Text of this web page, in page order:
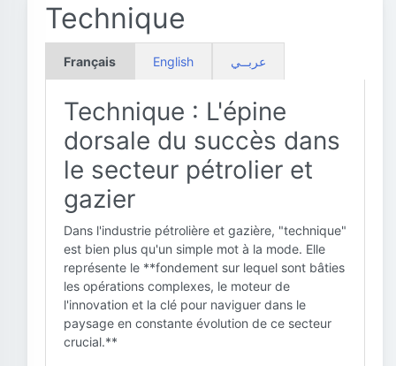
Technique
Français English عربــي
Technique : L'épine
dorsale du succès dans
le secteur pétrolier et
gazier
Dans l'industrie pétrolière et gazière, "technique"
est bien plus qu'un simple mot à la mode. Elle
représente le **fondement sur lequel sont bâties
les opérations complexes, le moteur de
l'innovation et la clé pour naviguer dans le
paysage en constante évolution de ce secteur
crucial.**